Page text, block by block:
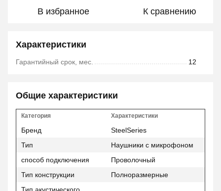
В избранное К сравнению
Характеристики
Гарантийный срок, мес. 12
Общие характеристики
Категория Характеристики
Бренд
SteelSeries
Тип
Наушники с микрофоном
способ подключения
Проволочный
Тип конструкции
Полноразмерные